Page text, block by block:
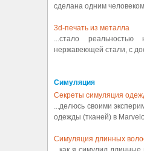
сделана одним
3d-печать из металла
...стало
нержавеющей стали, с
Симуляция
Секреты симуляция
...делюсь своими
одежды (тканей) в
Симуляция длинных